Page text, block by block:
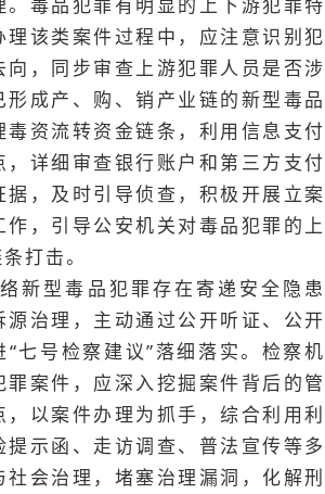
理该类案件过程中，应注意识别犯
，同步审查上游犯罪人员是否涉
成产、购、销产业链的新型毒品
资流转资金链条，利用信息支付
，详细审查银行账户和第三方支付
据，及时引导侦查，积极开展立案
作，引导公安机关对毒品犯罪的上
打击。
络新型毒品犯罪存在寄递安全隐患
源治理，主动通过公开听证、公开
七号检察建议”落细落实。检察机
案件，应深入挖掘案件背后的管
以案件办理为抓手，综合利用利
示函、走访调查、普法宣传等多
会治理，堵塞治理漏洞，化解刑